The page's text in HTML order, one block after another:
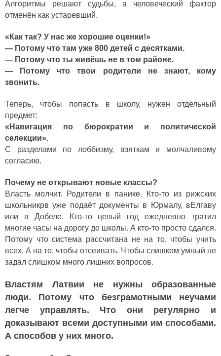
Алгоритмы решают судьбы, а человеческий фактор
отменён как устаревший.
«Как так? У нас же хорошие оценки!»
— Потому что там уже 800 детей с десятками.
— Потому что ты живёшь не в том районе.
— Потому что твои родители не знают, кому
звонить.
Теперь, чтобы попасть в школу, нужен отдельный
предмет:
«Навигация по бюрократии и политической
селекции».
С разделами по лоббизму, взяткам и молчаливому
согласию.
Почему не открывают новые классы?
Власть молчит. Родители в панике. Кто-то из рижских
школьникрв уже подаёт документы в Юрмалу, вЕлгаву
или в Добеле. Кто-то целый год ежедневно тратил
многие часы на дорогу до школы. А кто-то просто сдался.
Потому что система рассчитана не на то, чтобы учить
всех. А на то, чтобы отсеивать. Чтобы слишком умный не
задал слишком много лишних вопросов.
Властям Латвии не нужны образованные
люди. Потому что безграмотными неучами
легче управлять. Что они регулярно и
доказывают всеми доступными им способами.
А способов у них много.